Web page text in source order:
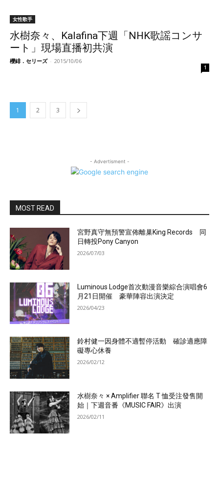
女性歌手
水樹奈々、Kalafina下週「NHK歌謡コンサ
ート」現場直播初共演
櫻緋．セリーズ - 2015/10/06
1
1 2 3
- Advertisment -
MOST READ
宮野真守無預警宣佈離巢King Records 同
日轉投Pony Canyon
2026/07/03
Luminous Lodge首次動漫音樂綜合演唱會6
月21日開催 豪華陣容出演決定
2026/04/23
鈴村健一因身體不適暫停活動 確診適應障
礙專心休養
2026/02/12
水樹奈々 × Amplifier 聯名 T 恤受注發售開
始｜下週音番《MUSIC FAIR》出演
2026/02/11